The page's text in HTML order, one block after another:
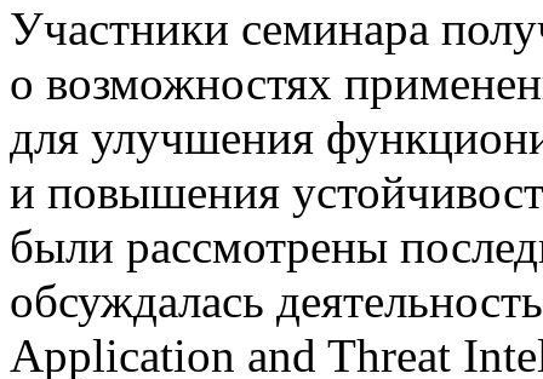
Участники семинара
о возможностях
для улучшения
и повышения
были рассмотрены
обсуждалась
Application and Threat